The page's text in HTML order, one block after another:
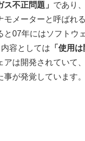
ス不正問題」 であり
メーターと呼ばれ
07年にはソフトウ
容としては 「使用
アは開発されていて
が発覚しています。